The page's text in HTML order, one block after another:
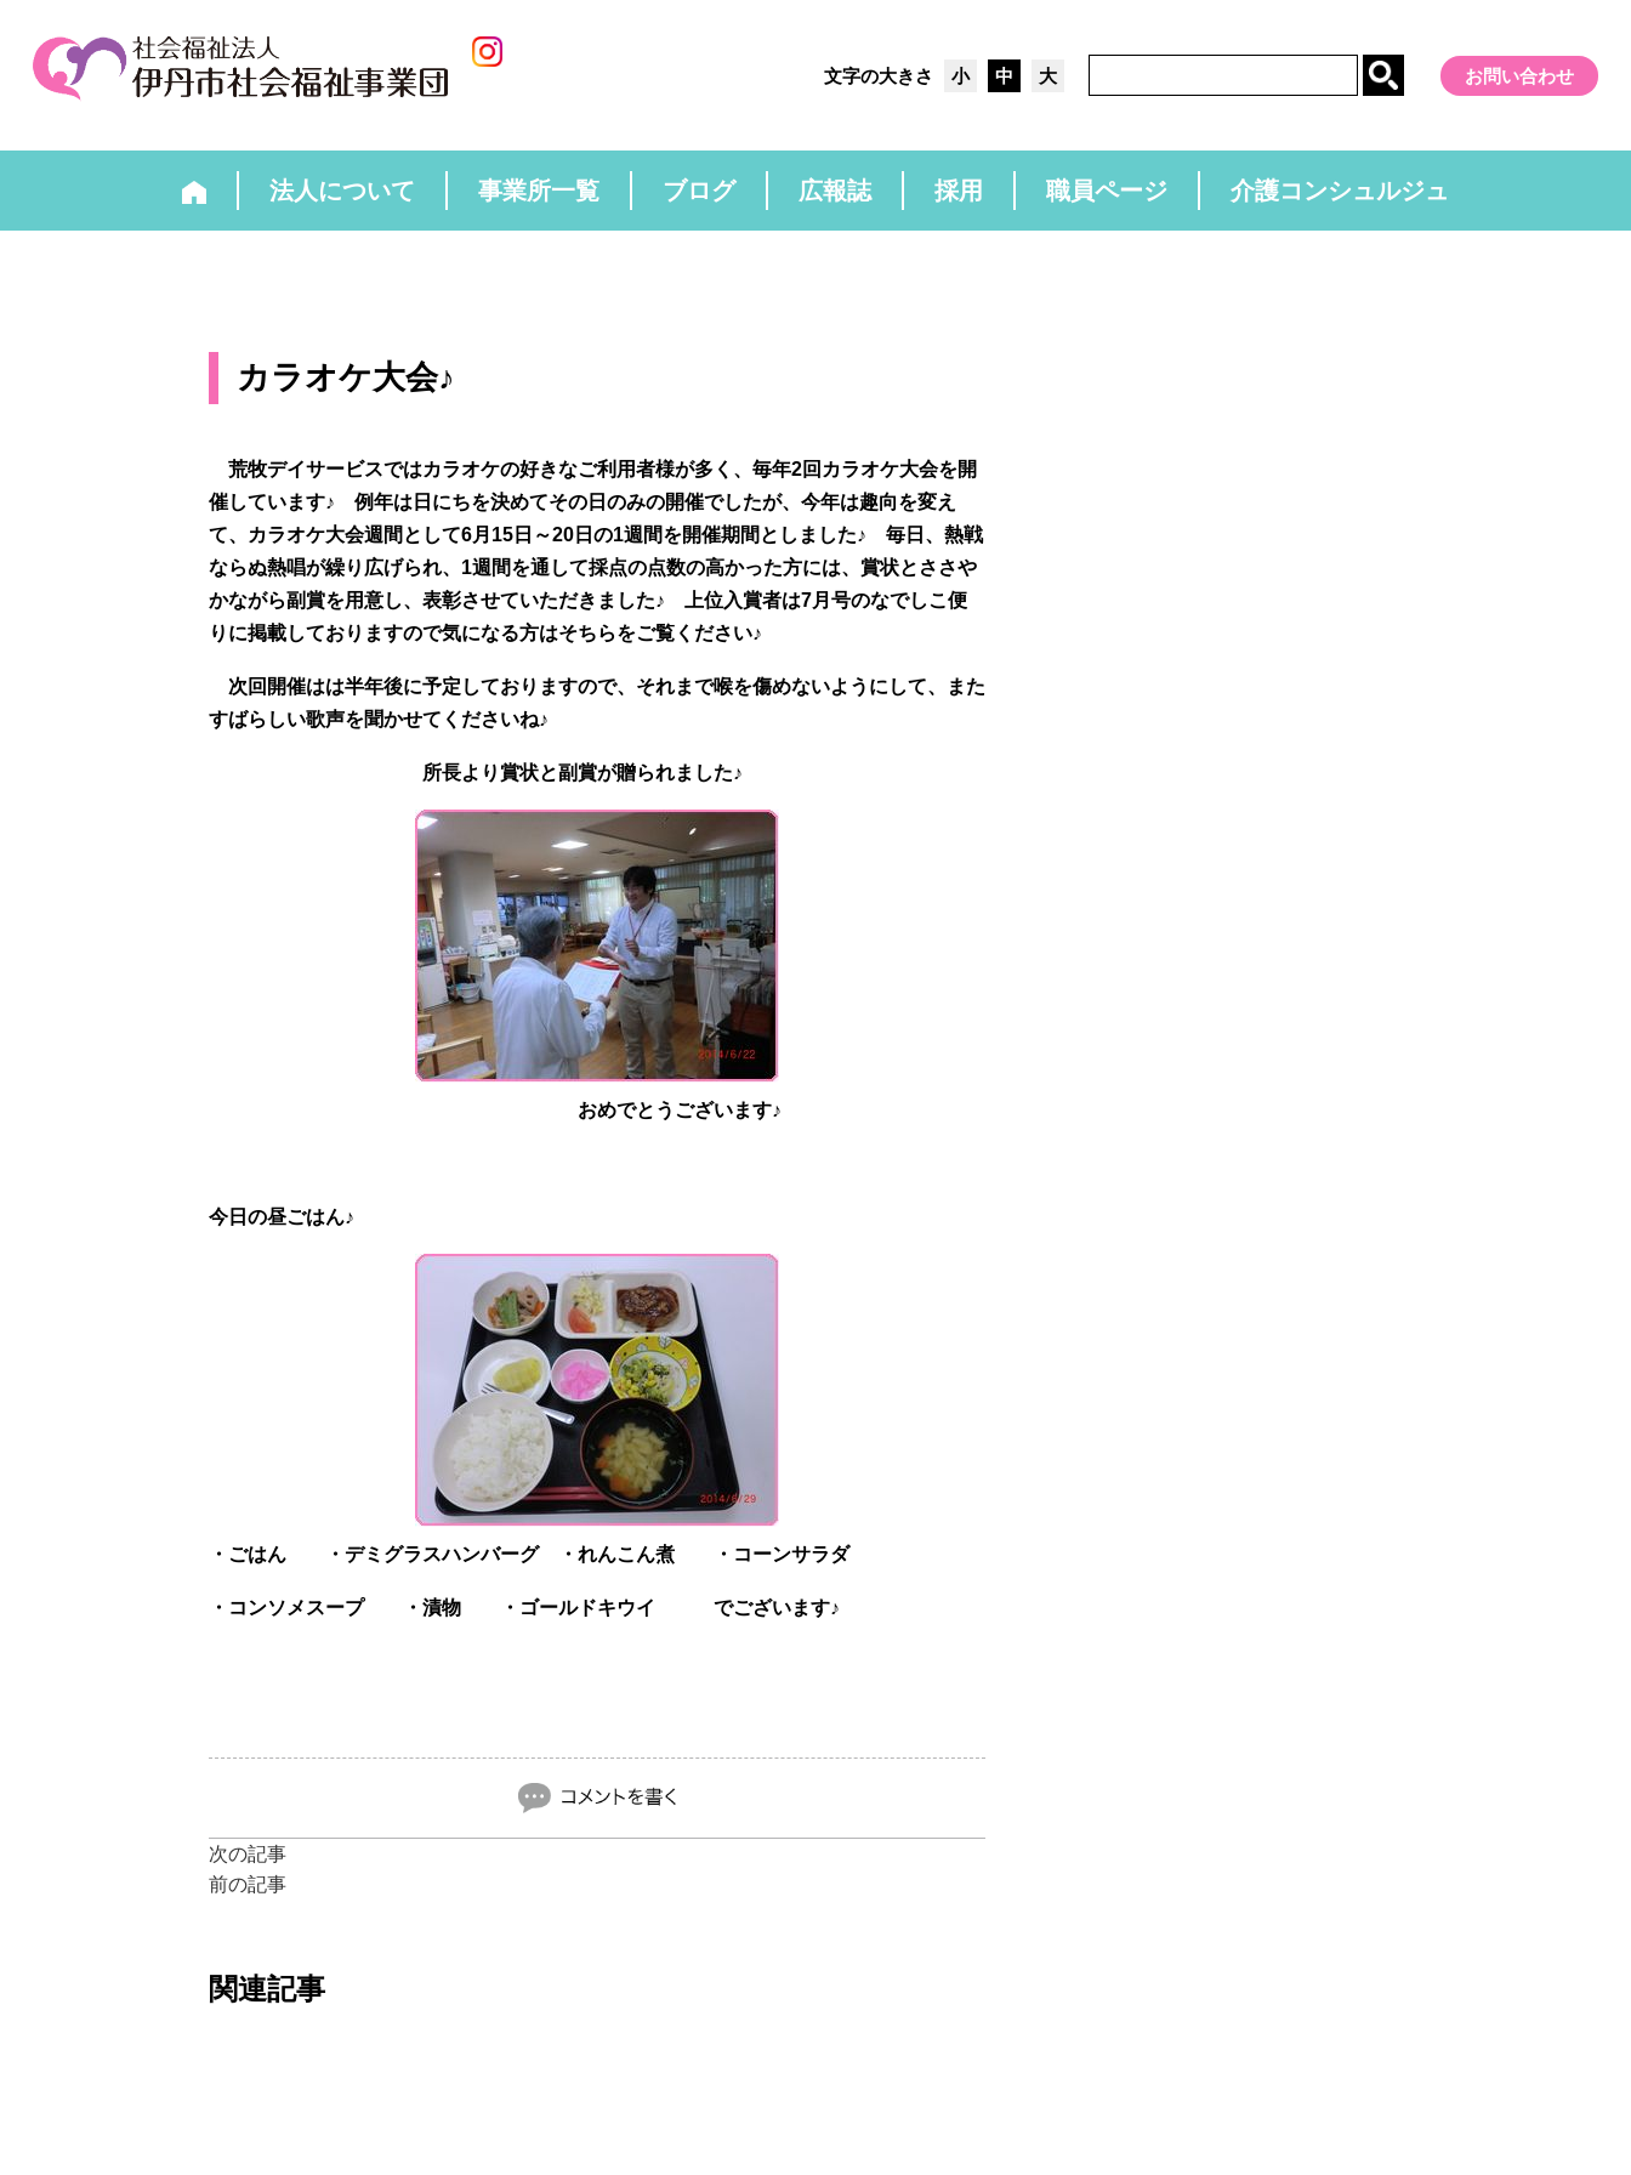
文字の大きさ 小 中 大 お問い合わせ
法人について 事業所一覧 ブログ 広報誌 採用 職員ページ 介護コンシュルジュ
カラオケ大会♪
荒牧デイサービスではカラオケの好きなご利用者様が多く、毎年2回カラオケ大会を開
催しています♪ 例年は日にちを決めてその日のみの開催でしたが、今年は趣向を変え
て、カラオケ大会週間として6月15日～20日の1週間を開催期間としました♪ 毎日、熱戦
ならぬ熱唱が繰り広げられ、1週間を通して採点の点数の高かった方には、賞状とささや
かながら副賞を用意し、表彰させていただきました♪ 上位入賞者は7月号のなでしこ便
りに掲載しておりますので気になる方はそちらをご覧ください♪
次回開催はは半年後に予定しておりますので、それまで喉を傷めないようにして、また
すばらしい歌声を聞かせてくださいね♪
所長より賞状と副賞が贈られました♪
おめでとうございます♪
今日の昼ごはん♪
・ごはん ・デミグラスハンバーグ ・れんこん煮 ・コーンサラダ
・コンソメスープ ・漬物 ・ゴールドキウイ でございます♪
次の記事
前の記事
関連記事